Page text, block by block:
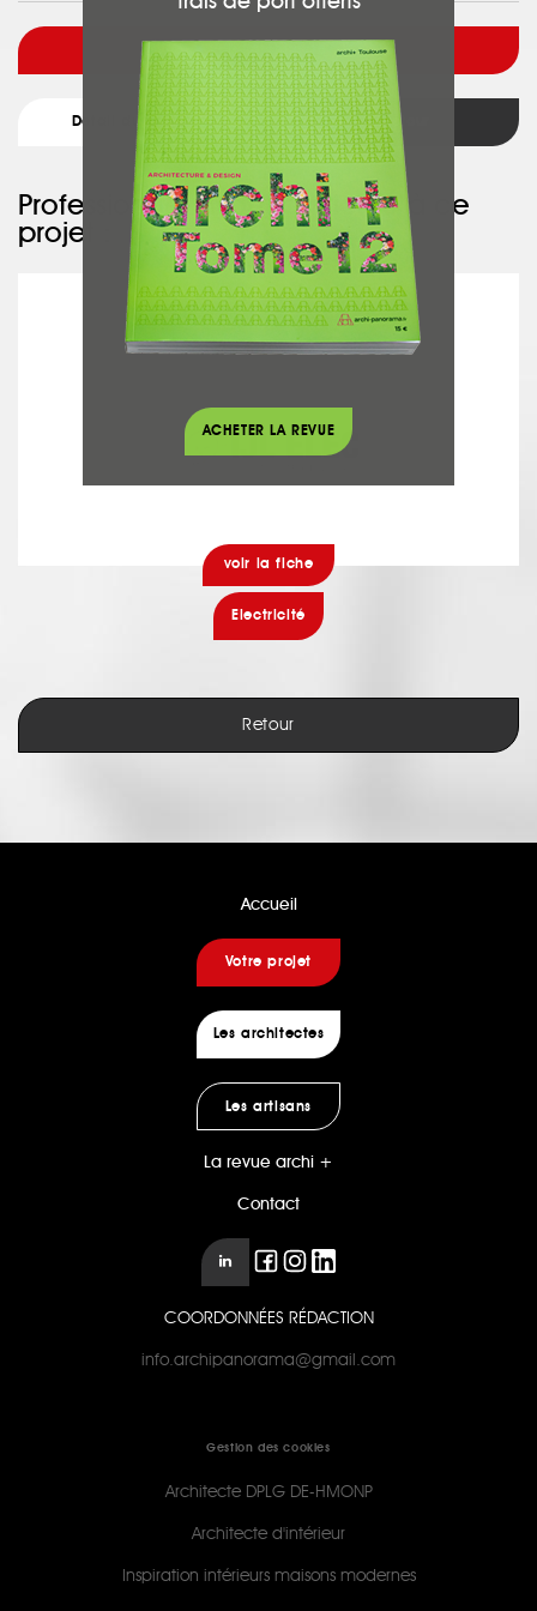
Voir l'architecte
Détail du projet Retour
Professionnel ayant participé à ce
projet :
IJL ELEC
voir la fiche
Electricité
Retour
Accueil
Votre projet
Les architectes
Les artisans
La revue archi +
Contact
COORDONNÉES RÉDACTION
info.archipanorama@gmail.com
Gestion des cookies
Architecte DPLG DE-HMONP
Architecte d'intérieur
Inspiration intérieurs maisons modernes
ACHETER LA REVUE